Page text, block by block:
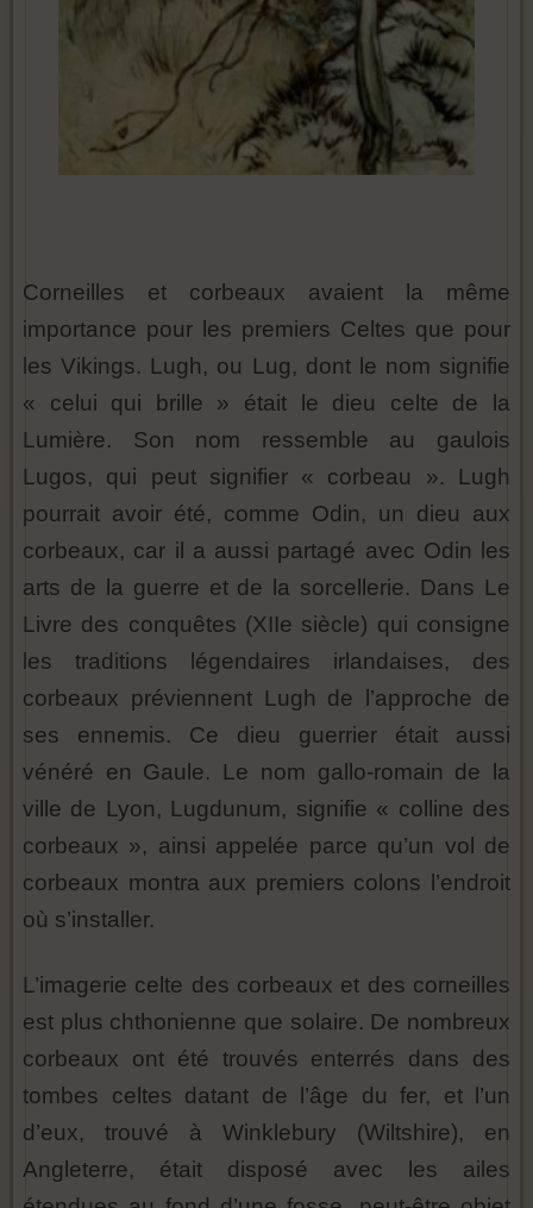
Corneilles et corbeaux avaient la même
importance pour les premiers Celtes que pour
les Vikings. Lugh, ou Lug, dont le nom signifie
« celui qui brille » était le dieu celte de la
Lumière. Son nom ressemble au gaulois
Lugos, qui peut signifier « corbeau ». Lugh
pourrait avoir été, comme Odin, un dieu aux
corbeaux, car il a aussi partagé avec Odin les
arts de la guerre et de la sorcellerie. Dans Le
Livre des conquêtes (XIIe siècle) qui consigne
les traditions légendaires irlandaises, des
corbeaux préviennent Lugh de l’approche de
ses ennemis. Ce dieu guerrier était aussi
vénéré en Gaule. Le nom gallo-romain de la
ville de Lyon, Lugdunum, signifie « colline des
corbeaux », ainsi appelée parce qu’un vol de
corbeaux montra aux premiers colons l’endroit
où s’installer.
L’imagerie celte des corbeaux et des corneilles
est plus chthonienne que solaire. De nombreux
corbeaux ont été trouvés enterrés dans des
tombes celtes datant de l’âge du fer, et l’un
d’eux, trouvé à Winklebury (Wiltshire), en
Angleterre, était disposé avec les ailes